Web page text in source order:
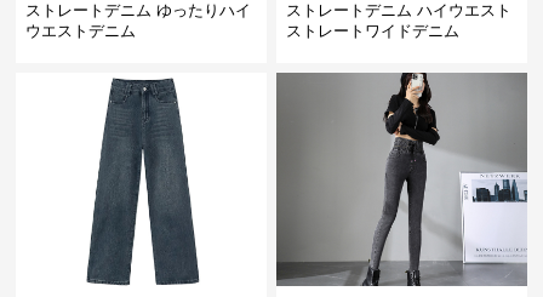
ストレートデニム ゆったりハイ
ウエストデニム
ストレートデニム ハイウエスト
ストレートワイドデニム